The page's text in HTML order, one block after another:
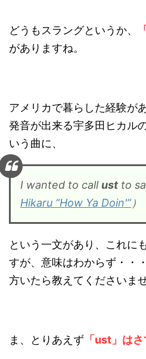
どうもスラングというか、
がありますね。
アメリカで暮らした経験が
発音が出来る宇多田ヒカル
いう曲に、
I wanted to call ust to
Hikaru “How Ya Doin'”）
という一文があり、これに
すが、意味はわからず・・
方いたら教えてくださいま
ま、とりあえず 「ust」は